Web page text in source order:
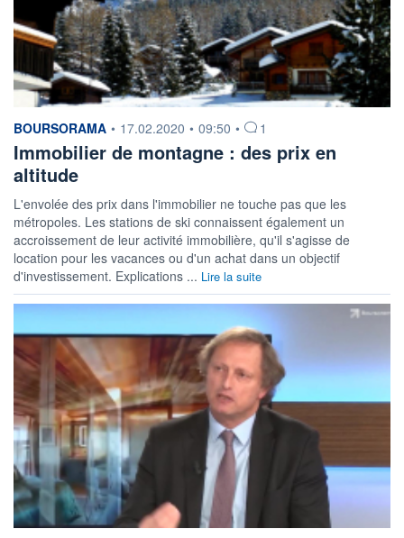
information fournie par
BOURSORAMA • 17.02.2020 • 09:50 • 1
Immobilier de montagne : des prix en
altitude
L'envolée des prix dans l'immobilier ne touche pas que les
métropoles. Les stations de ski connaissent également un
accroissement de leur activité immobilière, qu'il s'agisse de
location pour les vacances ou d'un achat dans un objectif
d'investissement. Explications ... Lire la suite